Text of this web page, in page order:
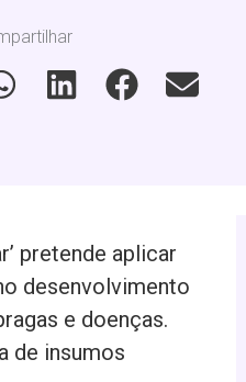
pretende aplicar
desenvolvimento
e doenças.
de insumos